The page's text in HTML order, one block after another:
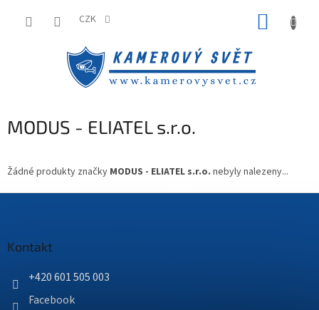
CZK
MODUS - ELIATEL s.r.o.
Žádné produkty značky MODUS - ELIATEL s.r.o. nebyly nalezeny...
Kontakt
+420 601 505 003
Facebook